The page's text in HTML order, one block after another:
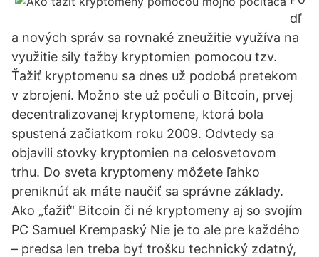
dľ
a nových správ sa rovnaké zneužitie využíva na
využitie sily ťažby kryptomien pomocou tzv.
Ťažiť kryptomenu sa dnes už podobá pretekom
v zbrojení. Možno ste už počuli o Bitcoin, prvej
decentralizovanej kryptomene, ktorá bola
spustená začiatkom roku 2009. Odvtedy sa
objavili stovky kryptomien na celosvetovom
trhu. Do sveta kryptomeny môžete ľahko
preniknúť ak máte naučiť sa správne základy.
Ako „ťažiť“ Bitcoin či né kryptomeny aj so svojím
PC Samuel Krempaský Nie je to ale pre každého
– predsa len treba byť trošku technický zdatný,